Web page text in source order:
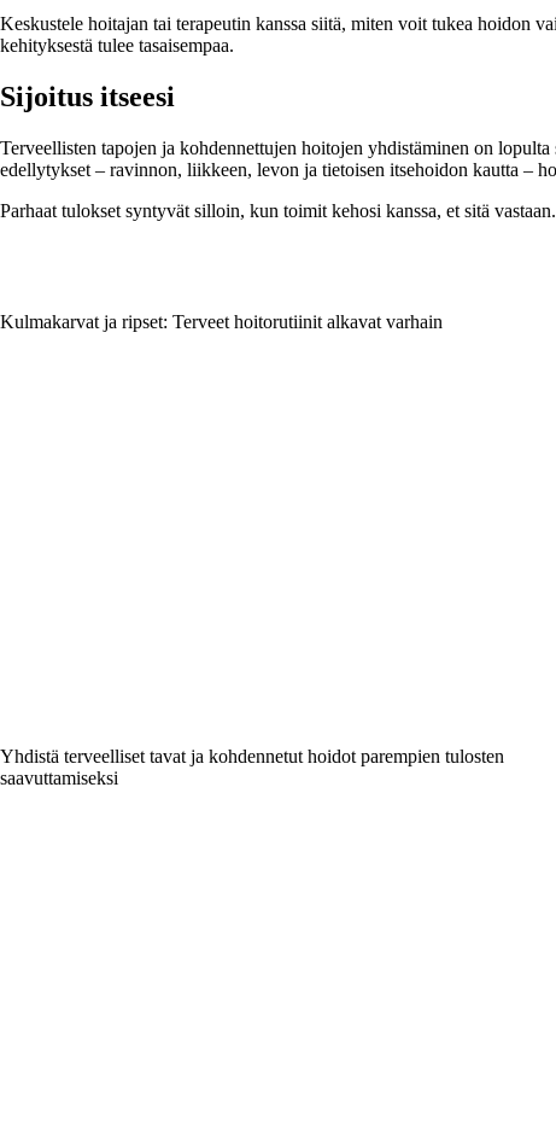
Keskustele hoitajan tai terapeutin kanssa siitä, miten voit tukea hoidon
kehityksestä tulee tasaisempaa.
Sijoitus itseesi
Terveellisten tapojen ja kohdennettujen hoitojen yhdistäminen on
edellytykset – ravinnon, liikkeen, levon ja tietoisen itsehoidon kautta –
Parhaat tulokset syntyvät silloin, kun toimit kehosi kanssa, et sitä vastaan.
Kulmakarvat ja ripset: Terveet hoitorutiinit alkavat varhain
Yhdistä terveelliset tavat ja kohdennetut hoidot parempien tulosten
saavuttamiseksi